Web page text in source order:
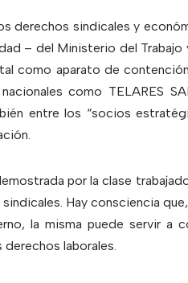
derechos sindicales y
– del Ministerio del Trabajo
como aparato de
como TELARES
entre los “socios
por la clase
Hay consciencia
la misma puede servir a
laborales.